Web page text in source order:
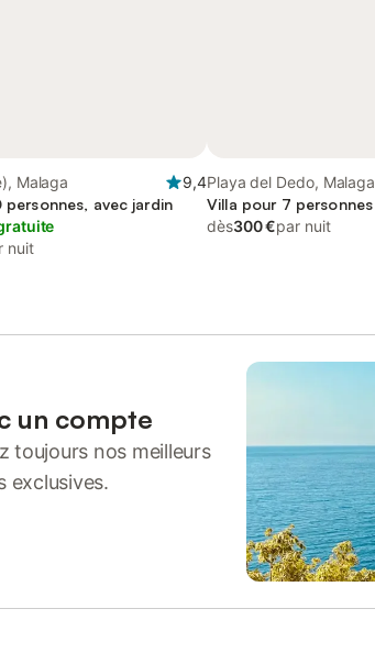
Malaga
9,4
personnes, avec jardin
nuit
Playa del Dedo, Malaga
Villa pour 7 personnes
dès300 €par nuit
un compte
toujours nos meilleurs
exclusives.